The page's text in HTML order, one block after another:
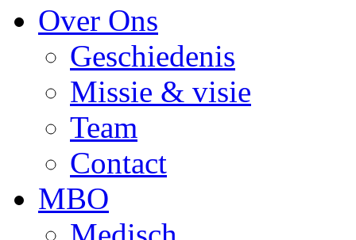
Over Ons
Geschiedenis
Missie & visie
Team
Contact
MBO